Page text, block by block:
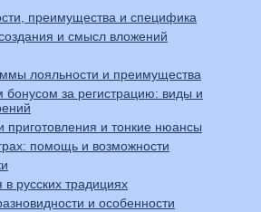
преимущества и специфика
и смысл вложений
лояльности и преимущества
бонусом за регистрацию: виды и
приготовления и тонкие нюансы
помощь и возможности
русских традициях
и особенности